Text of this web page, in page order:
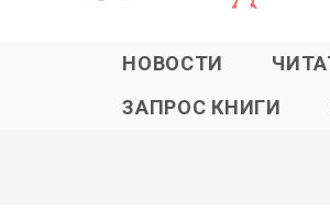
НОВОСТИ
ЗАПРОС КНИГИ